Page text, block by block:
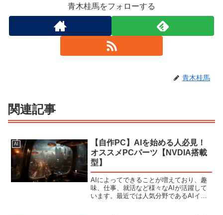
青木桂馬をフォローする
青木桂馬
関連記事
AI
【自作PC】AIを始める人必見！
オススメPCパーツ【NVDIA搭載
型】
AIによってできることが増えており、趣
味、仕事、就活など様々なAIが活躍して
います。最近では人気分野であるAIイラ